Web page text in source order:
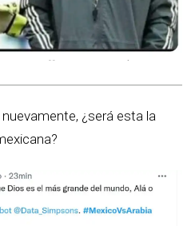
¿será esta la